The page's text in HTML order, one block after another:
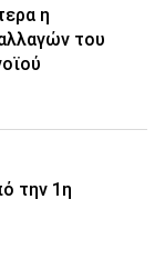
η
του
την 1η